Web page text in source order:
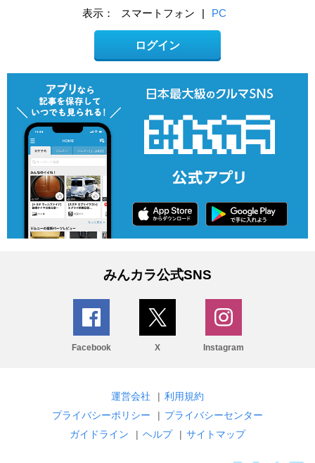
表示： スマートフォン PC
ログイン
みんカラ公式SNS
Facebook X Instagram
運営会社 | 利用規約
プライバシーポリシー
| プライバシーセンター
ガイドライン
| ヘルプ | サイトマップ